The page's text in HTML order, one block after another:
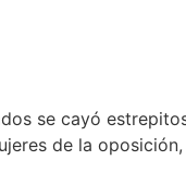
se cayó
de la